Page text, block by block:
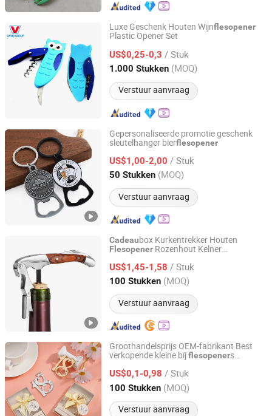
Luxe Geschenk Houten Wijnflesopener
Plastic Opener Set
US$0,25-0,3 / Stuk
1.000 Stukken (MOQ)
Verstuur aanvraag
Shanghai David International Trade Co., Ltd.
Shanghai, China Sinds 2010
Gepersonaliseerde promotie geschenk
sleutelhanger bierflesopener
US$1,00-2,00 / Stuk
50 Stukken (MOQ)
Verstuur aanvraag
Kunshan Blaze Trading Co., Ltd.
Jiangsu, China Sinds 2026
Cadeaubox Kurkentrekker Houten
Flesopener Rozenhout Kelner
US$1,45-1,58 / Stuk
100 Stukken (MOQ)
Verstuur aanvraag
Hangzhou Happyway Imp and Exp Co., Ltd.
Zhejiang, China Sinds 2025
Groothandelsprijs OEM-fabrikant Best
verkopende kleine bijflesopeners
verjaardagspartij kleine
US$0,1-0,98 / Stuk
100 Stukken (MOQ)
Verstuur aanvraag
Xiamen Athome Household Products Co., Ltd.
Fujian, China Sinds 2025